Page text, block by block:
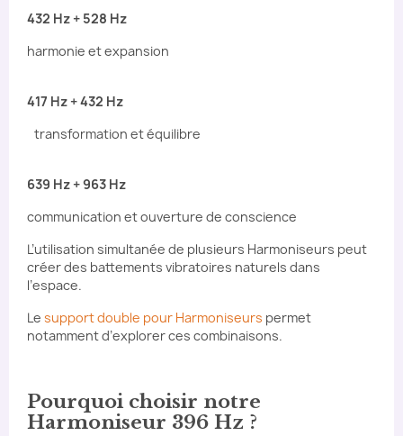
432 Hz + 528 Hz
harmonie et expansion
417 Hz + 432 Hz
transformation et équilibre
639 Hz + 963 Hz
communication et ouverture de conscience
L’utilisation simultanée de plusieurs Harmoniseurs peut
créer des battements vibratoires naturels dans
l’espace.
Le support double pour Harmoniseurs permet
notamment d’explorer ces combinaisons.
Pourquoi choisir notre
Harmoniseur 396 Hz ?